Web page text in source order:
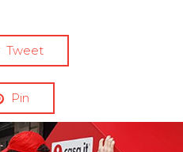
Tweet
Pin